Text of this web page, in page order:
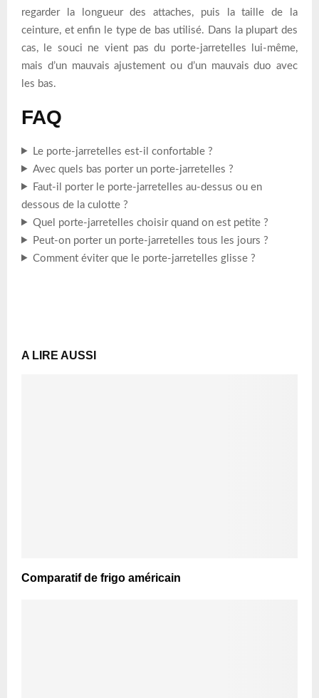
regarder la longueur des attaches, puis la taille de la
ceinture, et enfin le type de bas utilisé. Dans la plupart des
cas, le souci ne vient pas du porte-jarretelles lui-même,
mais d’un mauvais ajustement ou d’un mauvais duo avec
les bas.
FAQ
Le porte-jarretelles est-il confortable ?
Avec quels bas porter un porte-jarretelles ?
Faut-il porter le porte-jarretelles au-dessus ou en
dessous de la culotte ?
Quel porte-jarretelles choisir quand on est petite ?
Peut-on porter un porte-jarretelles tous les jours ?
Comment éviter que le porte-jarretelles glisse ?
A LIRE AUSSI
Comparatif de frigo américain